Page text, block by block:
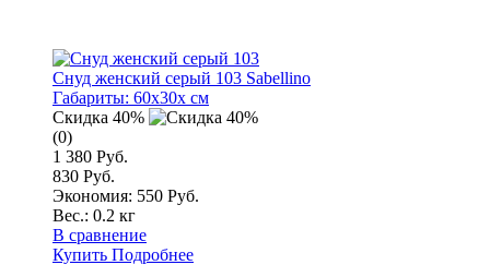
Снуд женский серый 103 Sabellino
Габариты: 60x30x см
Скидка 40%
(0)
1 380 Руб.
830 Руб.
Экономия: 550 Руб.
Вес.: 0.2 кг
В сравнение
Купить Подробнее